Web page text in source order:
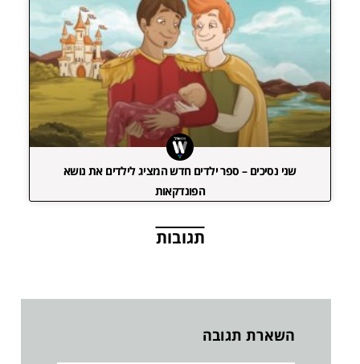
שני נסיכים – ספר ילדים חדש המציג לילדים את נושא
הפונדקאות
תגובות
השארת תגובה